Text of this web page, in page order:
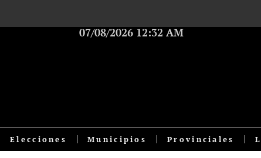
07/08/2026 12:32 AM
Elecciones Municipios Provinciales